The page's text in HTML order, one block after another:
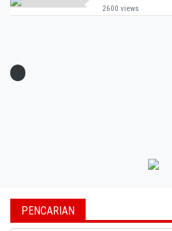
2600 views
PENCARIAN